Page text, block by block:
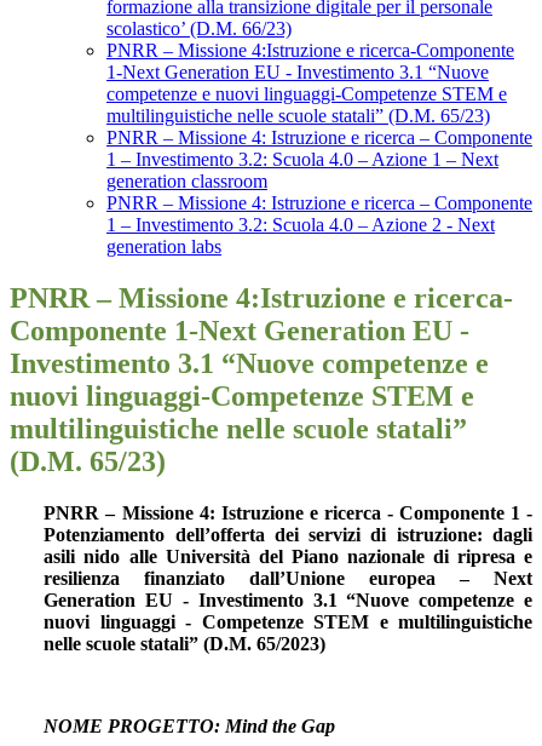
formazione alla transizione digitale per il personale
scolastico’ (D.M. 66/23)
PNRR – Missione 4:Istruzione e ricerca-Componente
1-Next Generation EU - Investimento 3.1 “Nuove
competenze e nuovi linguaggi-Competenze STEM e
multilinguistiche nelle scuole statali” (D.M. 65/23)
PNRR – Missione 4: Istruzione e ricerca – Componente
1 – Investimento 3.2: Scuola 4.0 – Azione 1 – Next
generation classroom
PNRR – Missione 4: Istruzione e ricerca – Componente
1 – Investimento 3.2: Scuola 4.0 – Azione 2 - Next
generation labs
PNRR – Missione 4:Istruzione e ricerca-
Componente 1-Next Generation EU -
Investimento 3.1 “Nuove competenze e
nuovi linguaggi-Competenze STEM e
multilinguistiche nelle scuole statali”
(D.M. 65/23)
PNRR – Missione 4: Istruzione e ricerca - Componente 1 -
Potenziamento dell’offerta dei servizi di istruzione: dagli
asili nido alle Università del Piano nazionale di ripresa e
resilienza finanziato dall’Unione europea – Next
Generation EU - Investimento 3.1 “Nuove competenze e
nuovi linguaggi - Competenze STEM e multilinguistiche
nelle scuole statali” (D.M. 65/2023)
NOME PROGETTO: Mind the Gap